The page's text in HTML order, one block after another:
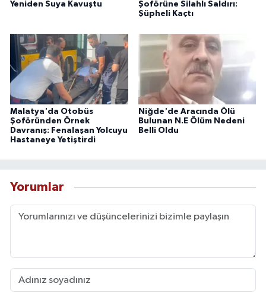
Yeniden Suya Kavuştu
Şoförüne Silahlı Saldırı:
Şüpheli Kaçtı
Malatya'da Otobüs
Şoföründen Örnek
Davranış: Fenalaşan Yolcuyu
Hastaneye Yetiştirdi
Niğde'de Aracında Ölü
Bulunan N.E Ölüm Nedeni
Belli Oldu
Yorumlar